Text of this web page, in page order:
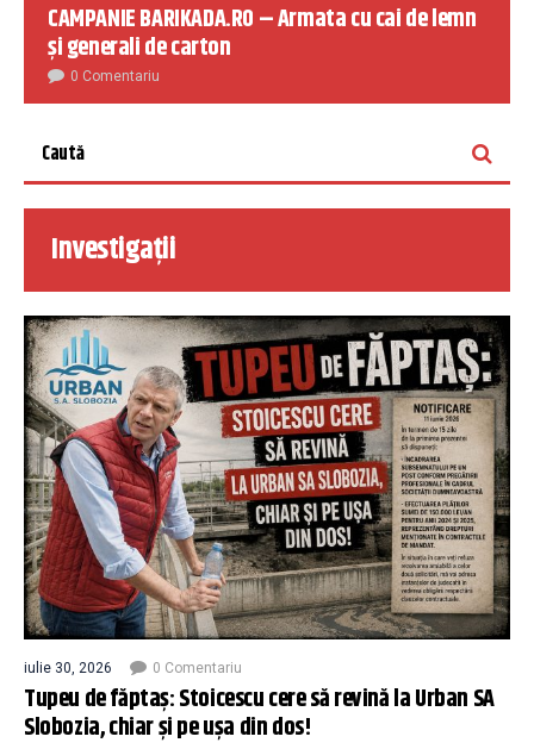
CAMPANIE BARIKADA.RO – Armata cu cai de lemn
și generali de carton
0 Comentariu
Investigații
iulie 30, 2026 0 Comentariu
Tupeu de făptaș: Stoicescu cere să revină la Urban SA
Slobozia, chiar și pe ușa din dos!